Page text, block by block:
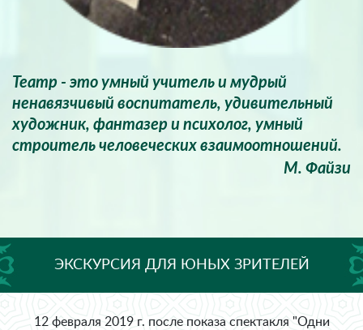
Театр - это умный учитель и мудрый
ненавязчивый воспитатель, удивительный
художник, фантазер и психолог, умный
строитель человеческих взаимоотношений.
М. Файзи
ЭКСКУРСИЯ ДЛЯ ЮНЫХ ЗРИТЕЛЕЙ
12 февраля 2019 г. после показа спектакля "Одни